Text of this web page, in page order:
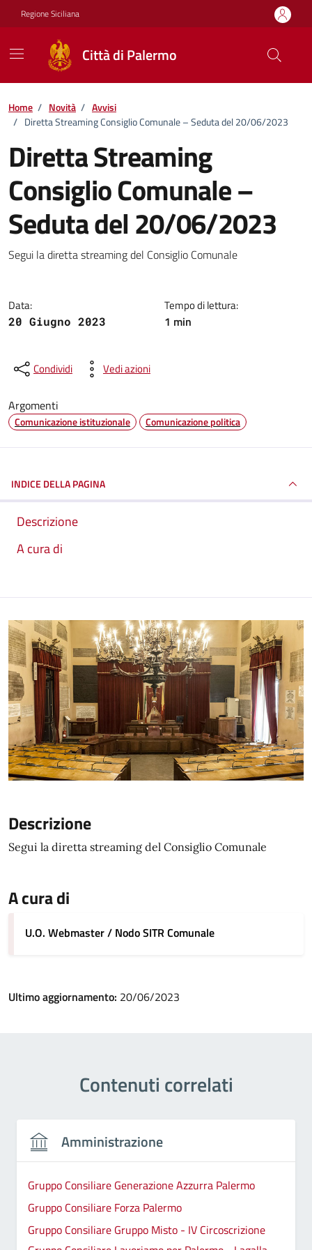
Vai ai contenuti
Vai al footer
Regione Siciliana
Città di Palermo
Home / Novità / Avvisi
/ Diretta Streaming Consiglio Comunale – Seduta del 20/06/2023
Diretta Streaming
Consiglio Comunale –
Seduta del 20/06/2023
Dettagli della notizia
Segui la diretta streaming del Consiglio Comunale
Data:
20 Giugno 2023
Tempo di lettura:
1 min
Condividi Vedi azioni
Argomenti
Comunicazione istituzionale Comunicazione politica
INDICE DELLA PAGINA
Descrizione
A cura di
Descrizione
Segui la diretta streaming del Consiglio Comunale
A cura di
U.O. Webmaster / Nodo SITR Comunale
Ultimo aggiornamento: 20/06/2023
Contenuti correlati
Amministrazione
Gruppo Consiliare Generazione Azzurra Palermo
Gruppo Consiliare Forza Palermo
Gruppo Consiliare Gruppo Misto - IV Circoscrizione